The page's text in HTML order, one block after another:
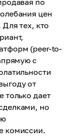
по
цен
тех, кто
(peer-to-
с
от
только дает
но
комиссии.